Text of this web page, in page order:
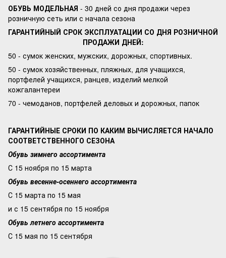
ОБУВЬ МОДЕЛЬНАЯ - 30 дней со дня продажи через
розничную сеть или с начала сезона
ГАРАНТИЙНЫЙ СРОК ЭКСПЛУАТАЦИИ СО ДНЯ РОЗНИЧНОЙ
ПРОДАЖИ ДНЕЙ:
50 - сумок женских, мужских, дорожных, спортивных.
50 - сумок хозяйственных, пляжных, для учащихся,
портфелей учащихся, ранцев, изделий мелкой
кожгалантереи
70 - чемоданов, портфелей деловых и дорожных, папок
ГАРАНТИЙНЫЕ СРОКИ ПО КАКИМ ВЫЧИСЛЯЕТСЯ НАЧАЛО
СООТВЕТСТВЕННОГО СЕЗОНА
Обувь зимнего ассортимента
С 15 ноября по 15 марта
Обувь весенне-осеннего ассортимента
С 15 марта по 15 мая
и с 15 сентября по 15 ноября
Обувь летнего ассортимента
С 15 мая по 15 сентября